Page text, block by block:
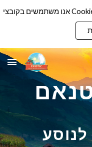
Skip to main content